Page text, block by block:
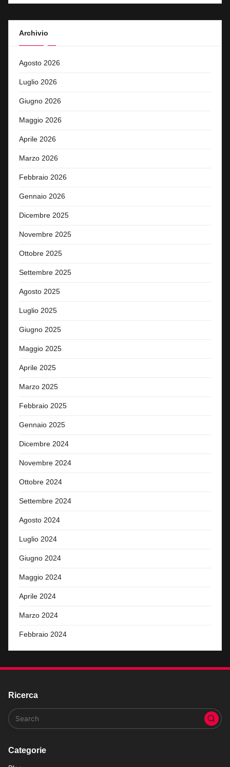
Archivio
Agosto 2026
Luglio 2026
Giugno 2026
Maggio 2026
Aprile 2026
Marzo 2026
Febbraio 2026
Gennaio 2026
Dicembre 2025
Novembre 2025
Ottobre 2025
Settembre 2025
Agosto 2025
Luglio 2025
Giugno 2025
Maggio 2025
Aprile 2025
Marzo 2025
Febbraio 2025
Gennaio 2025
Dicembre 2024
Novembre 2024
Ottobre 2024
Settembre 2024
Agosto 2024
Luglio 2024
Giugno 2024
Maggio 2024
Aprile 2024
Marzo 2024
Febbraio 2024
Ricerca
Categorie